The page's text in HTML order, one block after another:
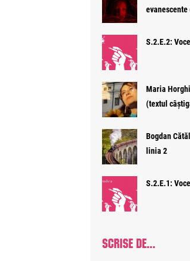
S.2.E.2:
Maria
(textul
Bogdan
linia 2
S.2.E.1:
SCRISE DE...